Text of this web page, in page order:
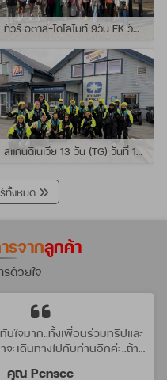
ทัวร์ อิตาลี-โดโลไมท์ 9วัน EK วันที่ 21 - 29 กรกฏาคม 2569 เดินทางกับไกด์พี่หนุ่ม
สแกนดิเนเวีย 13 วัน (TG) วันที่ 10-22 กรกฏาคม 2569 เดินทางกับไกด์พี่เต้ย
ทั้งหมด
รจากลูกค้า
รด้วยใจ
บใจมาก..ทั้งเพื่อนร่วมทริปและ
าจะเดินทางไปกับท่านอีกค่ะ..ถ้ามี
คุณ Pensee